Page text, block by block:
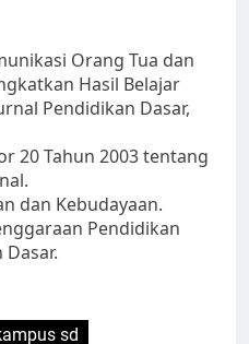
Orang Tua dan
Hasil Belajar
Pendidikan Dasar,
20 Tahun 2003 tentang
dan Kebudayaan.
Pendidikan
sd